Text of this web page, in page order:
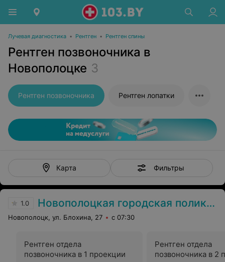
Лучевая диагностика • Рентген • Рентген спины
Рентген позвоночника в
Новополоцке 3
Рентген позвоночника Рентген лопатки
Карта Фильтры
1.0 Новополоцкая городская поликлиника №1
Новополоцк, ул. Блохина, 27 с 07:30
Рентген отдела
позвоночника в 1 проекции
Рентген отдела
позвоночника в 2